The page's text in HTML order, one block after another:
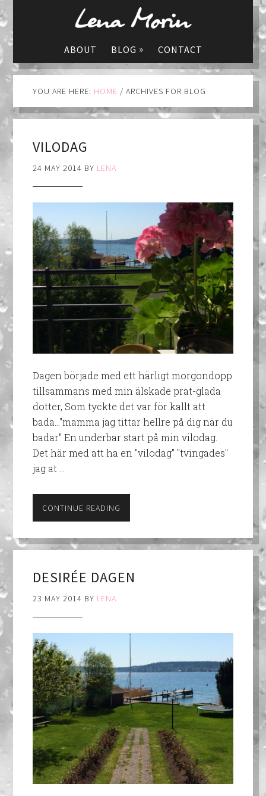
ABOUT BLOG » CONTACT
YOU ARE HERE: HOME / ARCHIVES FOR BLOG
VILODAG
24 MAY 2014 BY LENA
Dagen började med ett härligt morgondopp
tillsammans med min älskade prat-glada
dotter, Som tyckte det var för kallt att
bada…"mamma jag tittar hellre på dig när du
badar" En underbar start på min vilodag.
Det här med att ha en "vilodag" "tvingades"
jag at …
CONTINUE READING
DESIRÉE DAGEN
23 MAY 2014 BY LENA